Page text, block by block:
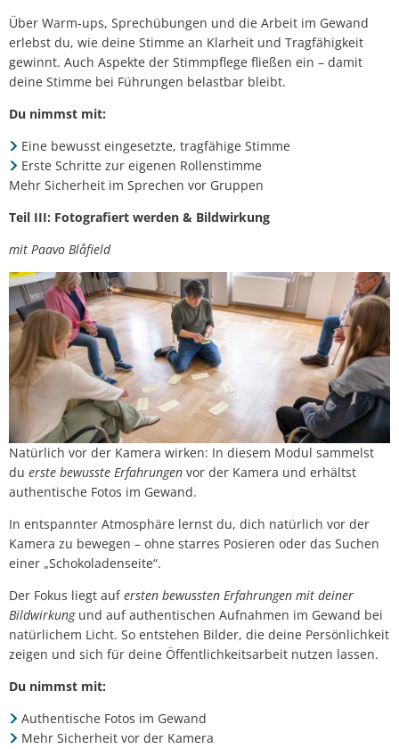
Über Warm-ups, Sprechübungen und die Arbeit im Gewand
erlebst du, wie deine Stimme an Klarheit und Tragfähigkeit
gewinnt. Auch Aspekte der Stimmpflege fließen ein – damit
deine Stimme bei Führungen belastbar bleibt.
Du nimmst mit:
Eine bewusst eingesetzte, tragfähige Stimme
Erste Schritte zur eigenen Rollenstimme
Mehr Sicherheit im Sprechen vor Gruppen
Teil III: Fotografiert werden & Bildwirkung
mit Paavo Blåfield
Natürlich vor der Kamera wirken: In diesem Modul sammelst
du erste bewusste Erfahrungen vor der Kamera und erhältst
authentische Fotos im Gewand.
In entspannter Atmosphäre lernst du, dich natürlich vor der
Kamera zu bewegen – ohne starres Posieren oder das Suchen
einer „Schokoladenseite“.
Der Fokus liegt aufersten bewussten Erfahrungen mit deiner
Bildwirkungund auf authentischen Aufnahmen im Gewand bei
natürlichem Licht. So entstehen Bilder, die deine Persönlichkeit
zeigen und sich für deine Öffentlichkeitsarbeit nutzen lassen.
Du nimmst mit:
Authentische Fotos im Gewand
Mehr Sicherheit vor der Kamera